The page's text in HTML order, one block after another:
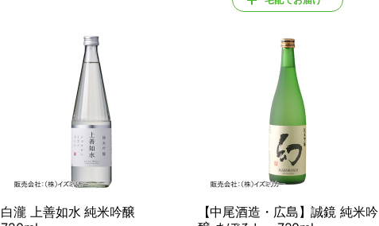
白瀧 上善如水 純米吟醸
【中尾酒造・広島】誠鏡 純米吟